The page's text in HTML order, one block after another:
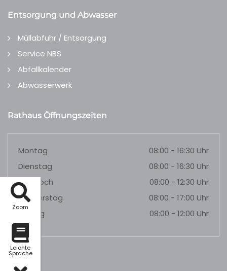
Zoom
Leichte
Sprache
Entsorgung und Abwasser
Müllabfuhr / Entsorgung
Service NBS
Abfallkalender
Abwasserwerk
Rathaus Öffnungszeiten
Montag
08:00 - 16:30 Uhr
Dienstag
08:00 - 16:30 Uhr
Mittwoch
08:00 - 12:30 Uhr
Donnerstag
08:00 - 17:00 Uhr
Freitag
08:00 - 12:00 Uhr